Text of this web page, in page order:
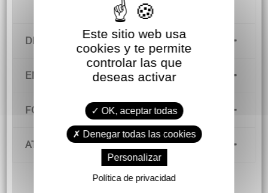
DETALLES DEL PRODUCTO
ENVÍOS Y DEVOLUCIONES
FORMAS DE PAGO
ATENCIÓN AL CLIENTE
Este sitio web usa
cookies y te permite
controlar las que
deseas activar
OK, aceptar todas
Denegar todas las cookies
Personalizar
Política de privacidad